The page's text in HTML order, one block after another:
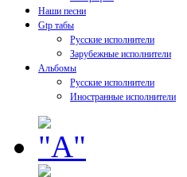
Наши песни
Gtp табы
Русские исполнители
Зарубежные исполнители
Альбомы
Русские исполнители
Иностранные исполнители